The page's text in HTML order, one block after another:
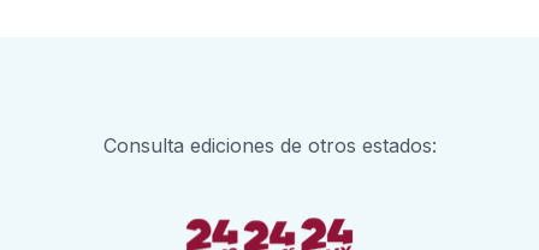
Consulta ediciones de otros estados: